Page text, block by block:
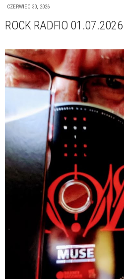
CZERWIEC 30, 2026
ROCK RADFIO